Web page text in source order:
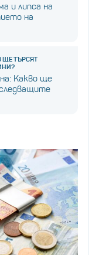
и липса на
на
ЩЕ ТЪРСЯТ
Какво ще